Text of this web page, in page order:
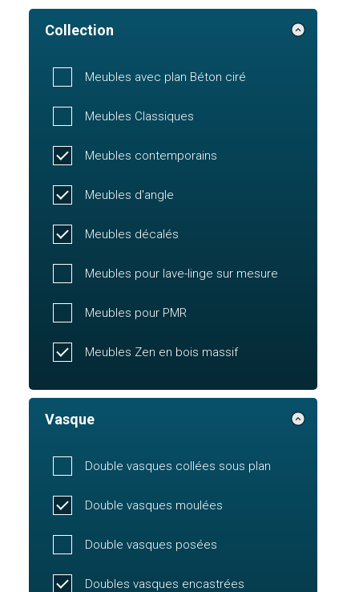
Collection
Meubles avec plan Béton ciré
Meubles Classiques
Meubles contemporains
Meubles d'angle
Meubles décalés
Meubles pour lave-linge sur mesure
Meubles pour PMR
Meubles Zen en bois massif
Vasque
Double vasques collées sous plan
Double vasques moulées
Double vasques posées
Doubles vasques encastrées